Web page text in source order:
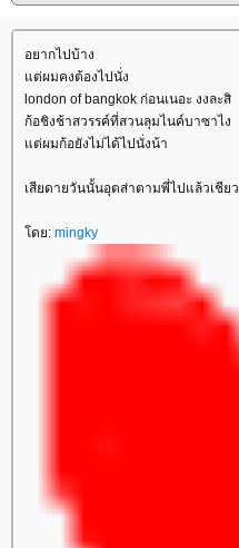
อยากไปบ้าง
แต่ผมคงต้องไปนั่ง
london of bangkok ก่อนเนอะ งงละสิ
ก้อชิงช้าสวรรค์ที่สวนลุมไนค์บาซาไง
แต่ผมก้อยังไม่ได้ไปนั่งน้า
เสียดายวันนั้นอุตส่าตามพี่ไปแล้วเชียว
โดย: mingky